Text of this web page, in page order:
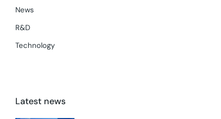
News
R&D
Technology
Latest news